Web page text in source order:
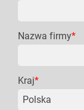
Nazwa firmy*
Kraj*